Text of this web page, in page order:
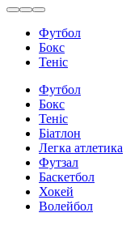
Футбол
Бокс
Теніс
Футбол
Бокс
Теніс
Біатлон
Легка атлетика
Футзал
Баскетбол
Хокей
Волейбол